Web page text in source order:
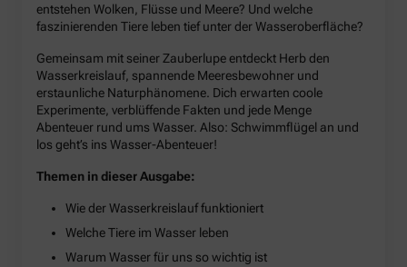
entstehen Wolken, Flüsse und Meere? Und welche
faszinierenden Tiere leben tief unter der Wasseroberfläche?
Gemeinsam mit seiner Zauberlupe entdeckt Herb den
Wasserkreislauf, spannende Meeresbewohner und
erstaunliche Naturphänomene. Dich erwarten coole
Experimente, verblüffende Fakten und jede Menge
Abenteuer rund ums Wasser. Also: Schwimmflügel an und
los geht’s ins Wasser-Abenteuer!
Themen in dieser Ausgabe:
Wie der Wasserkreislauf funktioniert
Welche Tiere im Wasser leben
Warum Wasser für uns so wichtig ist